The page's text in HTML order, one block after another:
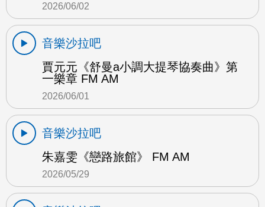
2026/06/02
音樂沙拉吧
賈元元《舒曼a小調大提琴協奏曲》第
一樂章 FM AM
2026/06/01
音樂沙拉吧
朱嘉雯《戀路旅館》 FM AM
2026/05/29